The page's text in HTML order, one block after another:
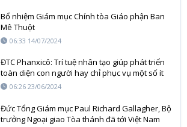
Bổ nhiệm Giám mục Chính tòa Giáo phận Ban
Mê Thuột
06:33 14/07/2024
ĐTC Phanxicô: Trí tuệ nhân tạo giúp phát triển
toàn diện con người hay chỉ phục vụ một số ít
bất chấp nguy hiểm?
06:26 23/06/2024
Đức Tổng Giám mục Paul Richard Gallagher, Bộ
trưởng Ngoại giao Tòa thánh đã tới Việt Nam